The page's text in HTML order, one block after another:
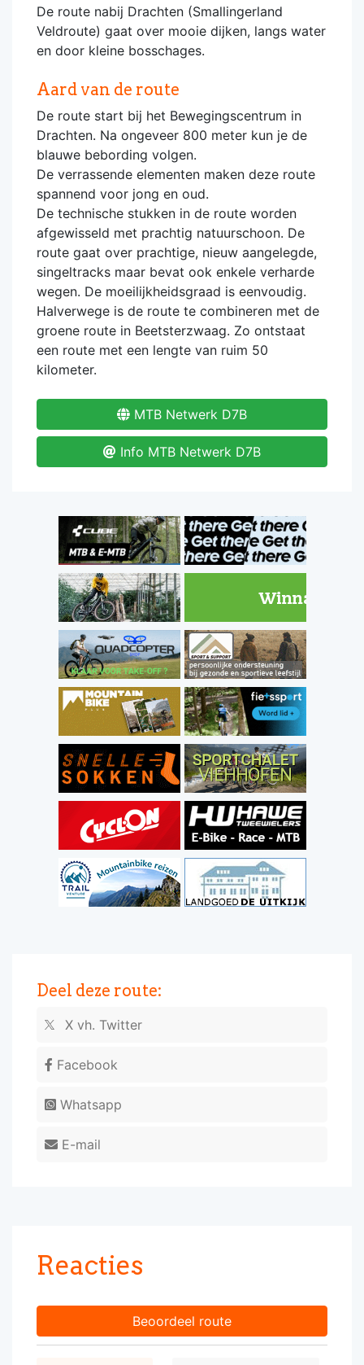
De route nabij Drachten (Smallingerland
Veldroute) gaat over mooie dijken, langs water
en door kleine bosschages.
Aard van de route
De route start bij het Bewegingscentrum in
Drachten. Na ongeveer 800 meter kun je de
blauwe bebording volgen.
De verrassende elementen maken deze route
spannend voor jong en oud.
De technische stukken in de route worden
afgewisseld met prachtig natuurschoon. De
route gaat over prachtige, nieuw aangelegde,
singeltracks maar bevat ook enkele verharde
wegen. De moeilijkheidsgraad is eenvoudig.
Halverwege is de route te combineren met de
groene route in Beetsterzwaag. Zo ontstaat
een route met een lengte van ruim 50
kilometer.
MTB Netwerk D7B
Info MTB Netwerk D7B
Deel deze route:
X vh. Twitter
Facebook
Whatsapp
E-mail
Reacties
Beoordeel route